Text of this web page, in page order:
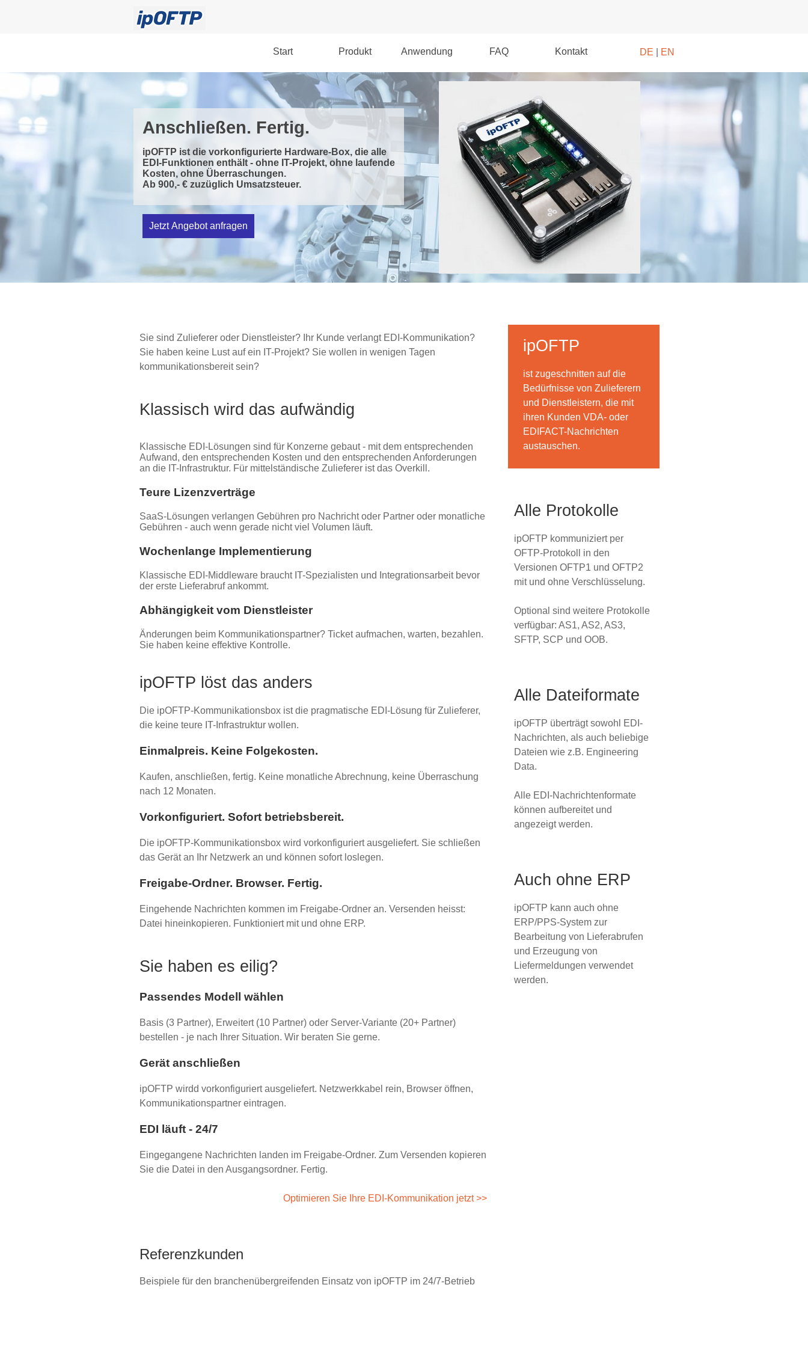
Start Produkt Anwendung FAQ Kontakt DE EN
Anschließen. Fertig.
ipOFTP ist die vorkonfigurierte Hardware-Box, die alle
EDI-Funktionen enthält - ohne IT-Projekt, ohne laufende
Kosten, ohne Überraschungen.
Ab 900,- € zuzüglich Umsatzsteuer.
Jetzt Angebot anfragen
Sie sind Zulieferer oder Dienstleister? Ihr Kunde verlangt EDI-Kommunikation?
Sie haben keine Lust auf ein IT-Projekt? Sie wollen in wenigen Tagen
kommunikationsbereit sein?
Klassisch wird das aufwändig
Klassische EDI-Lösungen sind für Konzerne gebaut - mit dem entsprechenden
Aufwand, den entsprechenden Kosten und den entsprechenden Anforderungen
an die IT-Infrastruktur. Für mittelständische Zulieferer ist das Overkill.
Teure Lizenzverträge
SaaS-Lösungen verlangen Gebühren pro Nachricht oder Partner oder monatliche
Gebühren - auch wenn gerade nicht viel Volumen läuft.
Wochenlange Implementierung
Klassische EDI-Middleware braucht IT-Spezialisten und Integrationsarbeit bevor
der erste Lieferabruf ankommt.
Abhängigkeit vom Dienstleister
Änderungen beim Kommunikationspartner? Ticket aufmachen, warten, bezahlen.
Sie haben keine effektive Kontrolle.
ipOFTP löst das anders
Die ipOFTP-Kommunikationsbox ist die pragmatische EDI-Lösung für Zulieferer,
die keine teure IT-Infrastruktur wollen.
Einmalpreis. Keine Folgekosten.
Kaufen, anschließen, fertig. Keine monatliche Abrechnung, keine Überraschung
nach 12 Monaten.
Vorkonfiguriert. Sofort betriebsbereit.
Die ipOFTP-Kommunikationsbox wird vorkonfiguriert ausgeliefert. Sie schließen
das Gerät an Ihr Netzwerk an und können sofort loslegen.
Freigabe-Ordner. Browser. Fertig.
Eingehende Nachrichten kommen im Freigabe-Ordner an. Versenden heisst:
Datei hineinkopieren. Funktioniert mit und ohne ERP.
Sie haben es eilig?
Passendes Modell wählen
Basis (3 Partner), Erweitert (10 Partner) oder Server-Variante (20+ Partner)
bestellen - je nach Ihrer Situation. Wir beraten Sie gerne.
Gerät anschließen
ipOFTP wirdd vorkonfiguriert ausgeliefert. Netzwerkkabel rein, Browser öffnen,
Kommunikationspartner eintragen.
EDI läuft - 24/7
Eingegangene Nachrichten landen im Freigabe-Ordner. Zum Versenden kopieren
Sie die Datei in den Ausgangsordner. Fertig.
Optimieren Sie Ihre EDI-Kommunikation jetzt >>
Referenzkunden
Beispiele für den branchenübergreifenden Einsatz von ipOFTP im 24/7-Betrieb
ipOFTP
ist zugeschnitten auf die
Bedürfnisse von Zulieferern
und Dienstleistern, die mit
ihren Kunden VDA- oder
EDIFACT-Nachrichten
austauschen.
Alle Protokolle
ipOFTP kommuniziert per
OFTP-Protokoll in den
Versionen OFTP1 und OFTP2
mit und ohne Verschlüsselung.
Optional sind weitere Protokolle
verfügbar: AS1, AS2, AS3,
SFTP, SCP und OOB.
Alle Dateiformate
ipOFTP überträgt sowohl EDI-
Nachrichten, alsauch beliebige
Dateien wie z.B. Engineering
Data.
Alle EDI-Nachrichtenformate
können aufbereitet und
angezeigt werden.
Auch ohne ERP
ipOFTP kann auch ohne
ERP/PPS-System zur
Bearbeitung von Lieferabrufen
und Erzeugung von
Liefermeldungen verwendet
werden.